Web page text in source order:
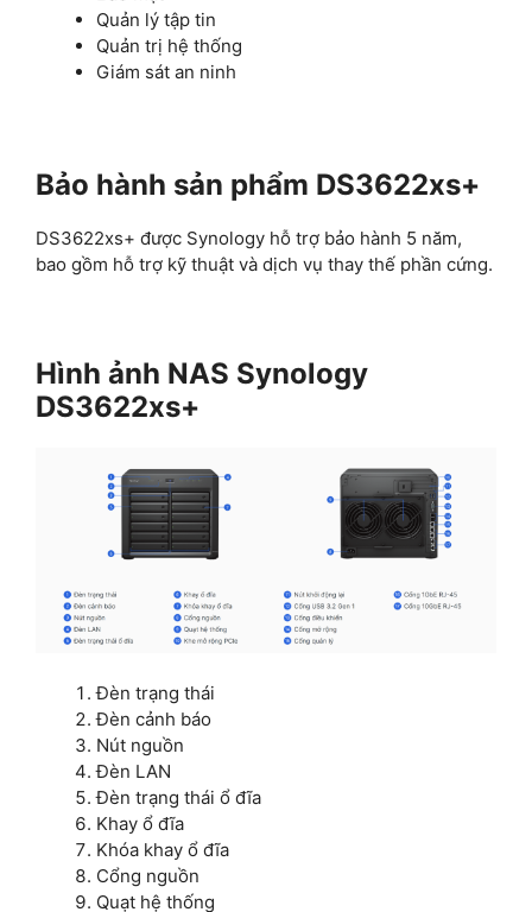
Quản lý tập tin
Quản trị hệ thống
Giám sát an ninh
Bảo hành sản phẩm DS3622xs+
DS3622xs+ được Synology hỗ trợ bảo hành 5 năm,
bao gồm hỗ trợ kỹ thuật và dịch vụ thay thế phần cứng.
Hình ảnh NAS Synology
DS3622xs+
Đèn trạng thái
Đèn cảnh báo
Nút nguồn
Đèn LAN
Đèn trạng thái ổ đĩa
Khay ổ đĩa
Khóa khay ổ đĩa
Cổng nguồn
Quạt hệ thống